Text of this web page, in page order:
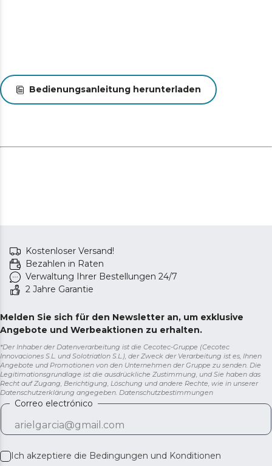
Bedienungsanleitung herunterladen
Kostenloser Versand!
Bezahlen in Raten
Verwaltung Ihrer Bestellungen 24/7
2 Jahre Garantie
Melden Sie sich für den Newsletter an, um exklusive
Angebote und Werbeaktionen zu erhalten.
*Der Inhaber der Datenverarbeitung ist die Cecotec-Gruppe (Cecotec
Innovaciones S.L. und Solotriatlon S.L.), der Zweck der Verarbeitung ist es, Ihnen
Angebote und Promotionen von den Unternehmen der Gruppe zu senden. Die
Legitimationsgrundlage ist die ausdrückliche Zustimmung, und Sie haben das
Recht auf Zugang, Berichtigung, Löschung und andere Rechte, wie in unserer
Datenschutzerklärung angegeben. Datenschutzbestimmungen
Correo electrónico
Ich akzeptiere die Bedingungen und Konditionen